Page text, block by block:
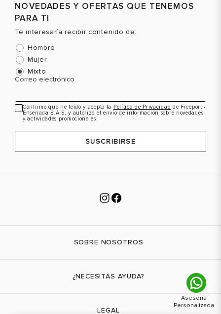
NOVEDADES Y OFERTAS QUE TENEMOS
PARA TI
Te interesaría recibir contenido de:
Hombre
Mujer
Mixto
Correo electrónico
Confirmo que he leído y acepto la Política de Privacidad de Freeport -
Ensenada S.A.S, y autorizo el envío de información sobre novedades
y actividades promocionales.
SUSCRIBIRSE
SOBRE NOSOTROS
¿NECESITAS AYUDA?
LEGAL